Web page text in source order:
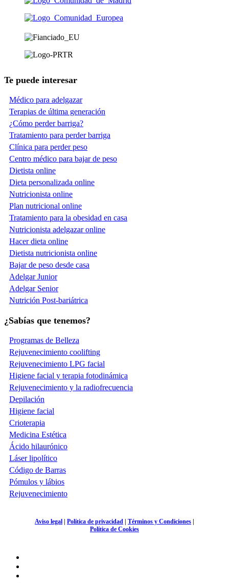
Te puede interesar
Médico para adelgazar
Terapias de última generación
¿Cómo perder barriga?
Tratamiento para perder barriga
Clínica para perder peso
Centro médico para bajar de peso
Dietista online
Dieta personalizada online
Nutricionista online
Plan nutricional online
Tratamiento para la obesidad en casa
Nutricionista adelgazar online
Hacer dieta online
Dietista nutricionista online
Bajar de peso desde casa
Adelgar Junior
Adelgar Senior
Nutrición Post-bariátrica
¿Sabías que tenemos?
Programas de Belleza
Rejuvenecimiento coolifting
Rejuvenecimiento LPG facial
Higiene facial y terapia fotodinámica
Rejuvenecimiento y la radiofrecuencia
Depilación
Higiene facial
Crioterapia
Medicina Estética
Ácido hilaurónico
Láser lipolítico
Código de Barras
Pómulos y lábios
Rejuvenecimiento
Aviso legal Política de privacidad Términos y Condiciones
Política de Cookies